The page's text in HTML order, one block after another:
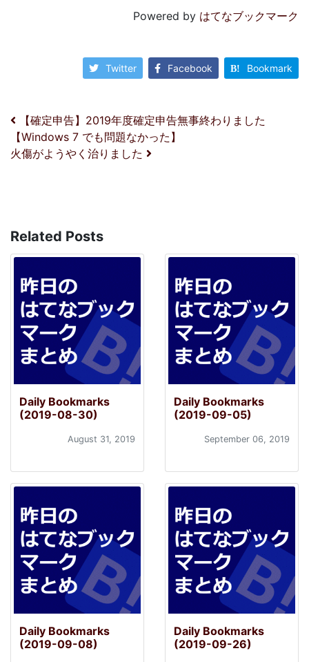
Powered by はてなブックマーク
Twitter Facebook Bookmark
投稿ナビゲーション
【確定申告】2019年度確定申告無事終わりました
【Windows 7 でも問題なかった】
火傷がようやく治りました
Related Posts
Daily Bookmarks
(2019-08-30)
August 31, 2019
Daily Bookmarks
(2019-09-05)
September 06, 2019
Daily Bookmarks
(2019-09-08)
Daily Bookmarks
(2019-09-26)